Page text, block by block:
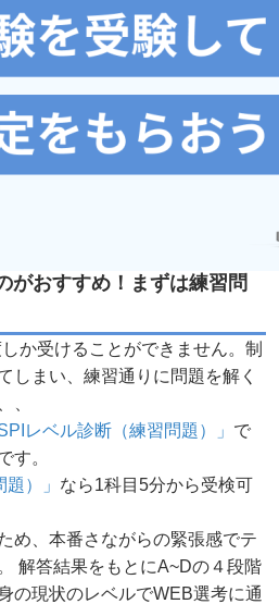
がおすすめ！まずは練習問
か受けることができません。制
しまい、練習通りに問題を解く
、
SPIレベル診断（練習問題）」 で
す。
）」 なら1科目5分から受検可
め、本番さながらの緊張感でテ
解答結果をもとにA~Dの４段階
の現状のレベルでWEB選考に通